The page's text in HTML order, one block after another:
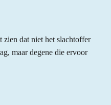
zien dat niet het slachtoffer
maar degene die ervoor